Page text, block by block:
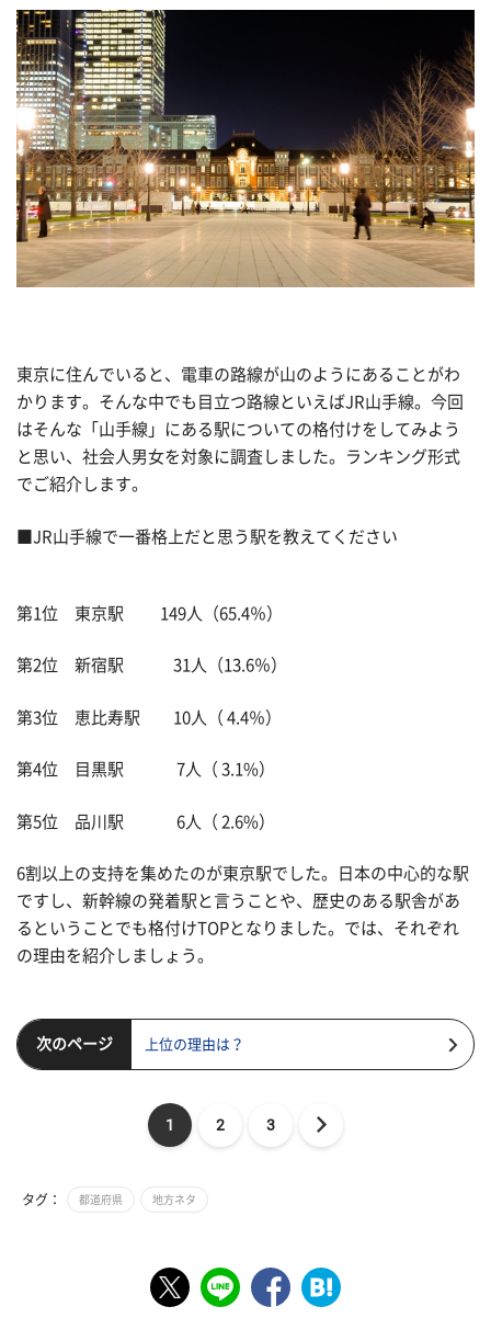
東京に住んでいると、電車の路線が山のようにあることがわ
かります。そんな中でも目立つ路線といえばJR山手線。今回
はそんな「山手線」にある駅についての格付けをしてみよう
と思い、社会人男女を対象に調査しました。ランキング形式
でご紹介します。
■JR山手線で一番格上だと思う駅を教えてください
第1位 東京駅 149人（65.4％）
第2位 新宿駅 31人（13.6％）
第3位 恵比寿駅 10人（ 4.4％）
第4位 目黒駅 7人（ 3.1%）
第5位 品川駅 6人（ 2.6%）
6割以上の支持を集めたのが東京駅でした。日本の中心的な駅
ですし、新幹線の発着駅と言うことや、歴史のある駅舎があ
るということでも格付けTOPとなりました。では、それぞれ
の理由を紹介しましょう。
次のページ 上位の理由は？
1 2 3
タグ： 都道府県 地方ネタ